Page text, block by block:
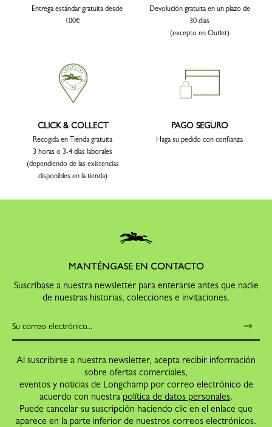
Entrega estándar gratuita desde
100€
Devolución gratuita en un plazo de
30 días
(excepto en Outlet)
CLICK & COLLECT
Recogida en Tienda gratuita
3 horas o 3-4 días laborales
(dependiendo de las existencias
disponibles en la tienda)
PAGO SEGURO
Haga su pedido con confianza
MANTÉNGASE EN CONTACTO
Suscríbase a nuestra newsletter para enterarse antes que nadie
de nuestras historias, colecciones e invitaciones.
Al suscribirse a nuestra newsletter, acepta recibir información
sobre ofertas comerciales,
eventos y noticias de Longchamp por correo electrónico de
acuerdo con nuestra política de datos personales.
Puede cancelar su suscripción haciendo clic en el enlace que
aparece en la parte inferior de nuestros correos electrónicos.